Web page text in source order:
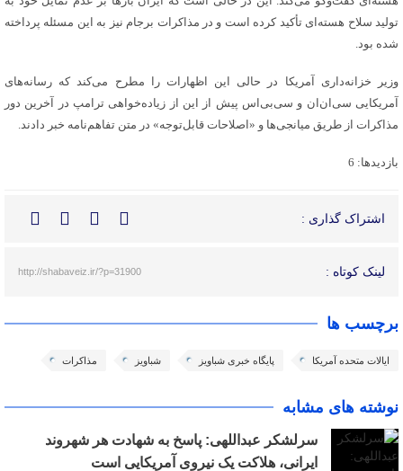
تولید سلاح هسته‌ای تأکید کرده است و در مذاکرات برجام نیز به این مسئله پرداخته
شده بود.
وزیر خزانه‌داری آمریکا در حالی این اظهارات را مطرح می‌کند که رسانه‌های
آمریکایی سی‌ان‌ان و سی‌بی‌اس پیش از این از زیاده‌خواهی ترامپ در آخرین دور
مذاکرات از طریق میانجی‌ها و «اصلاحات قابل‌توجه» در متن تفاهم‌نامه خبر دادند.
بازدیدها: 6
اشتراک گذاری :
لینک کوتاه : http://shabaveiz.ir/?p=31900
برچسب ها
ایالات متحده آمریکا پایگاه خبری شباویز شباویز مذاکرات
نوشته های مشابه
سرلشکر عبداللهی: پاسخ به شهادت هر شهروند
ایرانی، هلاکت یک نیروی آمریکایی است